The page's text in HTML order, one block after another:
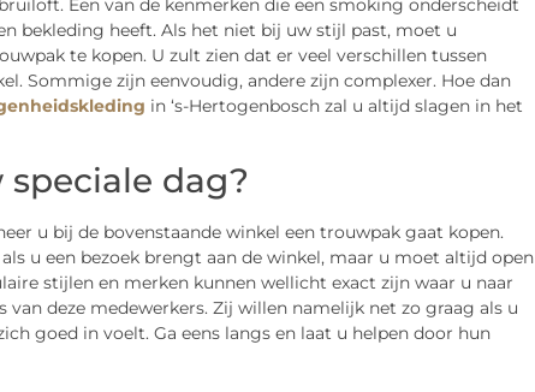
Een van de kenmerken die een smoking onderscheidt
bekleding heeft. Als het niet bij uw stijl past, moet u
te kopen. U zult zien dat er veel verschillen tussen
Sommige zijn eenvoudig, andere zijn complexer. Hoe dan
in ‘s-Hertogenbosch zal u altijd slagen in het
dag?
u bij de bovenstaande winkel een trouwpak gaat kopen.
u een bezoek brengt aan de winkel, maar u moet altijd open
stijlen en merken kunnen wellicht exact zijn waar u naar
van deze medewerkers. Zij willen namelijk net zo graag als u
goed in voelt. Ga eens langs en laat u helpen door hun